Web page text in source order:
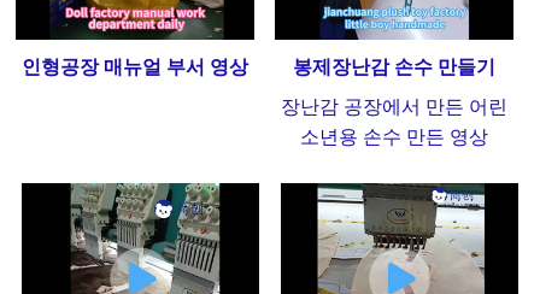
인형공장 매뉴얼 부서 영상
봉제장난감 손수 만들기
장난감 공장에서 만든 어린
소년용 손수 만든 영상